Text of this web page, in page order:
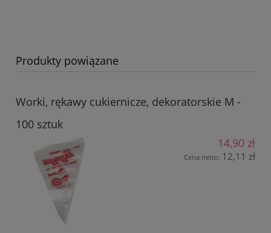
Produkty powiązane
Worki, rękawy cukiernicze, dekoratorskie M -
100 sztuk
14,90 zł
Cena netto: 12,11 zł